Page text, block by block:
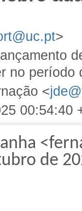
>
no período
<
00:54:40
de